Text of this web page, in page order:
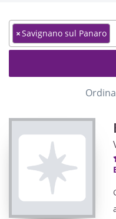
×Savignano sul Panaro